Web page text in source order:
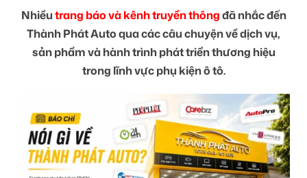
Nhiềutrang báo và kênh truyền thôngđã nhắc đến
Thành Phát Auto qua các câu chuyện về dịch vụ,
sản phẩm và hành trình phát triển thương hiệu
trong lĩnh vực phụ kiện ô tô.